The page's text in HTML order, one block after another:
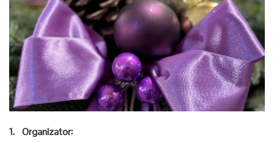
1. Organizator: